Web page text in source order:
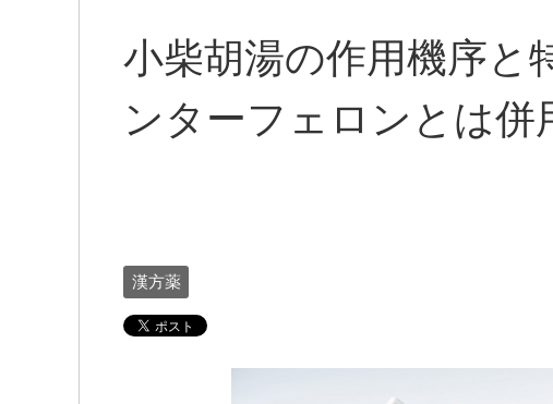
小柴胡湯の作用機序と
ンターフェロンとは併
漢方薬